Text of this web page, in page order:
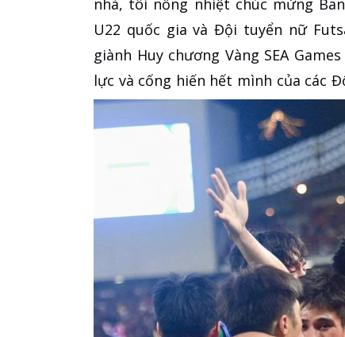
nhà, tôi nồng nhiệt chúc mừng
U22 quốc gia và Đội tuyển nữ
giành Huy chương Vàng SEA
lực và cống hiến hết mình của các